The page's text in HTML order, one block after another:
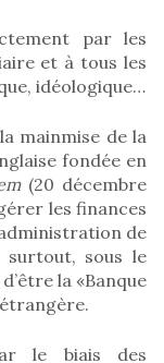
par les
et à tous les
idéologique…
mainmise de la
fondée en
(20 décembre
les finances
de
surtout, sous le
la «Banque
le biais des